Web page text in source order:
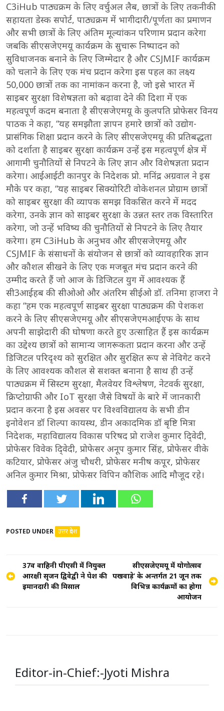
C3iHub पाठ्यक्रम के लिए वर्चुअल लैब, छात्रों के लिए तकनीकी
सहायता डेस्क सपोर्ट, पाठ्यक्रम में भागीदारी/पूर्णता का प्रमाणन
और सभी छात्रों के लिए अंतिम मूल्यांकन परिणाम प्रदान करेगा
जबकि सीएसजेएमयू कार्यक्रम के सुचारू निष्पादन को
सुविधाजनक बनाने के लिए जिम्मेदार है और CSJMIF कार्यक्रम
को चलाने के लिए एक मंच प्रदान करेगा इस पहल का लक्ष्य
50,000 छात्रों तक का नामांकन करना है, जो इसे भारत में
साइबर सुरक्षा विशेषज्ञता को बढ़ावा देने की दिशा में एक
महत्वपूर्ण कदम बनाता है सीएसजेएमयू के कुलपति प्रोफेसर विनय
पाठक ने कहा, “यह समझौता ज्ञापन हमारे छात्रों को उद्योग-
प्रासंगिक शिक्षा प्रदान करने के लिए सीएसजेएमयू की प्रतिबद्धता
को दर्शाता है साइबर सुरक्षा कार्यक्रम उन्हें इस महत्वपूर्ण क्षेत्र में
आगामी चुनौतियों से निपटने के लिए ज्ञान और विशेषज्ञता प्रदान
करेगा। आईआईटी कानपुर के निदेशक प्रो. मनिंद्र अग्रवाल ने इस
मौके पर कहा, “यह साइबर सिक्योरिटी वोकेशनल प्रोग्राम छात्रों
को साइबर सुरक्षा की व्यापक समझ विकसित करने में मदद
करेगा, उनके ज्ञान को साइबर सुरक्षा के उन्नत स्तर तक विस्तारित
करेगा, जो उन्हें भविष्य की चुनौतियों से निपटने के लिए तैयार
करेगा। हम C3iHub के अनुभव और सीएसजेएमयू और
CSJMIF के संसाधनों के संयोजन से छात्रों को व्यावहारिक ज्ञान
और कौशल सीखने के लिए एक मजबूत मंच प्रदान करने की
उम्मीद करते हैं जो आज के डिजिटल युग में आवश्यक हैं
सी3आईहब की सीओओ और अंतरिम सीईओ डॉ. तनिमा हाजरा ने
कहा “हम एक महत्वपूर्ण साइबर सुरक्षा पाठ्यक्रम की पेशकश
करने के लिए सीएसजेएमयू और सीएसजेएमआईएफ के साथ
अपनी साझेदारी की घोषणा करते हुए उत्साहित हैं इस कार्यक्रम
का उद्देश्य छात्रों को सामान्य जागरूकता प्रदान करना और उन्हें
डिजिटल परिदृश्य को सुरक्षित और सुरक्षित रूप से नेविगेट करने
के लिए आवश्यक कौशल से सशक्त बनाना है साथ ही उन्हें
पाठ्यक्रम में सिस्टम सुरक्षा, मैलवेयर विश्लेषण, नेटवर्क सुरक्षा,
क्रिप्टोग्राफी और IoT सुरक्षा जैसे विषयों के बारे में जानकारी
प्रदान करना है इस अवसर पर विश्वविद्यालय के सभी डीन
इनोवेशन डॉ शिल्पा कायस्थ, डीन अकादमिक डॉ बृष्टि मित्रा
निदेशक, महाविद्यालय विकास परिषद प्रो राजेश कुमार दि्वेदी,
प्रोफेसर विवेक दि्वेदी, प्रोफेसर अनूप कुमार सिंह, प्रोफेसर वीके
कटियार, प्रोफेसर अंजु चौधरी, प्रोफेसर मनीष कपूर, प्रोफेसर
अनिल कुमार मिश्रा, प्रोफेसर विपिन कौशिक आदि मौजूद रहे।
POSTED UNDER उत्तर प्रदेश
Post
navigation
37वीं वाहिनी पीएसी में नियुक्त
आरक्षी सृजन द्विवेद्वी ने पेश की
इमानदारी की मिसाल
सीएसजेएमयू में योगोत्सव
पखवाड़े‘ के अन्तर्गत 21 जून तक
विभिन्न कार्यक्रमों का होगा
आयोजन
Editor-in-Chief:-Jyoti Mishra